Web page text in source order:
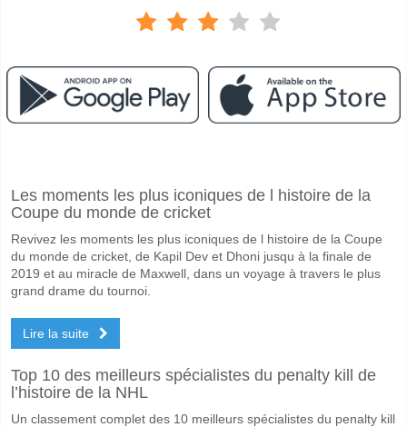
Le match entre Curzon Ashton v Hereford 31 January 2026 15:00.
Un Match Nul dans le match a une probabilité de 37%.
Les deux équipes marqueront-elles dans le match
Oui pour Les Deux Équipes Marquent, avec un pourcentage de 63%.
Quel sera le résultat correct attendu entre Curzon
Sur le côté risqué, vous pouvez essayer le Résultat Correct de 2-2
Les moments les plus iconiques de l histoire de la
Coupe du monde de cricket
Revivez les moments les plus iconiques de l histoire de la Coupe
du monde de cricket, de Kapil Dev et Dhoni jusqu à la finale de
2019 et au miracle de Maxwell, dans un voyage à travers le plus
grand drame du tournoi.
Lire la suite
Top 10 des meilleurs spécialistes du penalty kill de
l’histoire de la NHL
Un classement complet des 10 meilleurs spécialistes du penalty kill